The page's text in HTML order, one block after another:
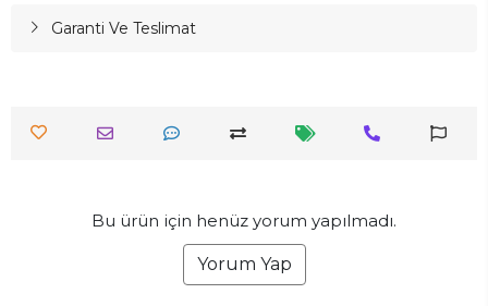
Garanti Ve Teslimat
Bu ürün için henüz yorum yapılmadı.
Yorum Yap